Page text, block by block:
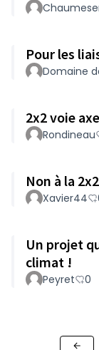
Pour les
Domaine
2x2 voie
Rondineau
Non à la
Xavier44
Un projet
climat !
Peyret 0